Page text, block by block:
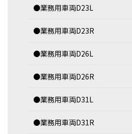
●業務用車両D23L
●業務用車両D23R
●業務用車両D26L
●業務用車両D26R
●業務用車両D31L
●業務用車両D31R